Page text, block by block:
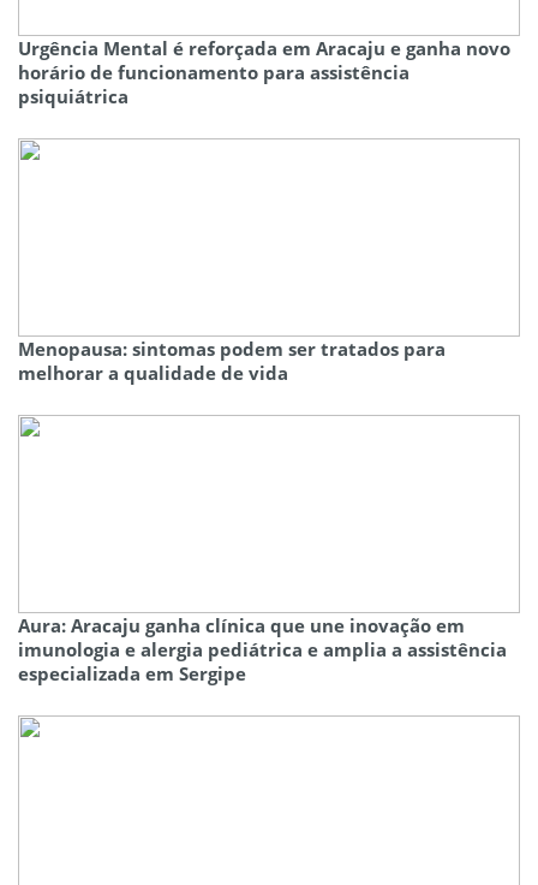
Urgência Mental é reforçada em Aracaju e ganha novo
horário de funcionamento para assistência
psiquiátrica
Menopausa: sintomas podem ser tratados para
melhorar a qualidade de vida
Aura: Aracaju ganha clínica que une inovação em
imunologia e alergia pediátrica e amplia a assistência
especializada em Sergipe